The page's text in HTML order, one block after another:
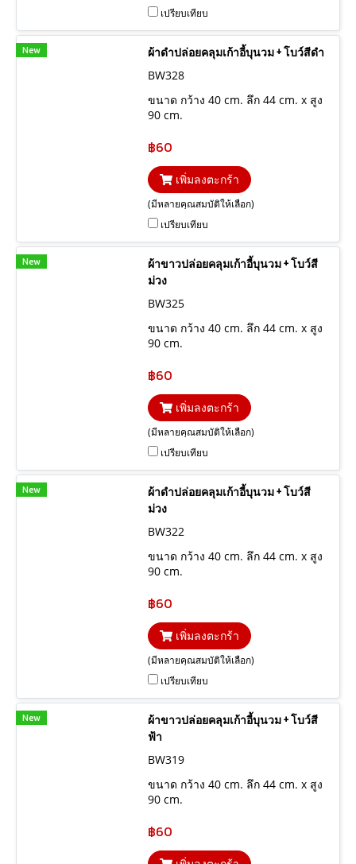
เปรียบเทียบ
New
ผ้าดำปล่อยคลุมเก้าอี้บุนวม + โบว์สีดำ
BW328
ขนาด กว้าง 40 cm. ลึก 44 cm. x สูง
90 cm.
฿60
เพิ่มลงตะกร้า
(มีหลายคุณสมบัติให้เลือก)
เปรียบเทียบ
New
ผ้าขาวปล่อยคลุมเก้าอี้บุนวม + โบว์สี
ม่วง
BW325
ขนาด กว้าง 40 cm. ลึก 44 cm. x สูง
90 cm.
฿60
เพิ่มลงตะกร้า
(มีหลายคุณสมบัติให้เลือก)
เปรียบเทียบ
New
ผ้าดำปล่อยคลุมเก้าอี้บุนวม + โบว์สี
ม่วง
BW322
ขนาด กว้าง 40 cm. ลึก 44 cm. x สูง
90 cm.
฿60
เพิ่มลงตะกร้า
(มีหลายคุณสมบัติให้เลือก)
เปรียบเทียบ
New
ผ้าขาวปล่อยคลุมเก้าอี้บุนวม + โบว์สี
ฟ้า
BW319
ขนาด กว้าง 40 cm. ลึก 44 cm. x สูง
90 cm.
฿60